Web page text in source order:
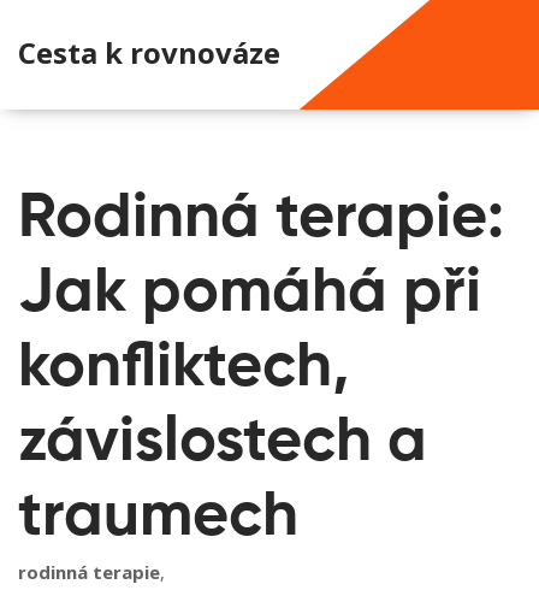
Cesta k rovnováze
Rodinná terapie:
Jak pomáhá při
konfliktech,
závislostech a
traumech
rodinná terapie,